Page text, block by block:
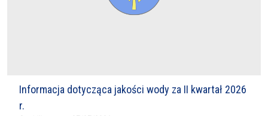
Informacja dotycząca jakości wody za II kwartał 2026
r.